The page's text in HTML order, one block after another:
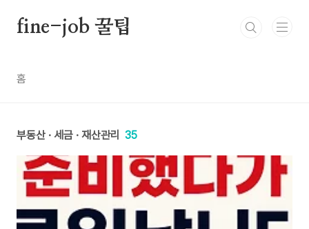
fine-job 꿀팁
홈
부동산 · 세금 · 재산관리 35